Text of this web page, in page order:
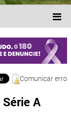
Comunicar erro
A